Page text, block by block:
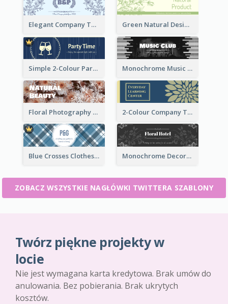
Elegant Company Twitter Header In Blue Colour Tone Green Natural Design Twitter Header
Simple 2-Colour Party Related Twitter Header Monochrome Music Club Twitter Header With Decorations
Floral Photography Twitter Header 2-Colour Company Twitter Header
Blue Crosses Clothes Store Twitter Header Monochrome Decorated Hotel Twitter Header
ZOBACZ WSZYSTKIE NAGŁÓWKI TWITTERA SZABLONY
Twórz piękne projekty w
locie
Nie jest wymagana karta kredytowa. Brak umów do
anulowania. Bez pobierania. Brak ukrytych
kosztów.